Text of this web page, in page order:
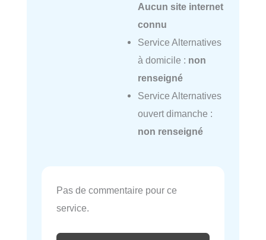
Aucun site internet
connu
Service Alternatives
à domicile : non
renseigné
Service Alternatives
ouvert dimanche :
non renseigné
Pas de commentaire pour ce
service.